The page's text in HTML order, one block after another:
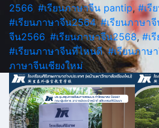
2566 #เรียนภาษาจีน pantip,#เรี
#เรียนภาษาจีน2564,#เรียนภาษา
จีน2566 #เรียนภาษาจีน2568,#เ
#เรียนภาษาจีนที่ไหนดี,#เรียนภาษ
ภาษาจีนเชียงใหม่